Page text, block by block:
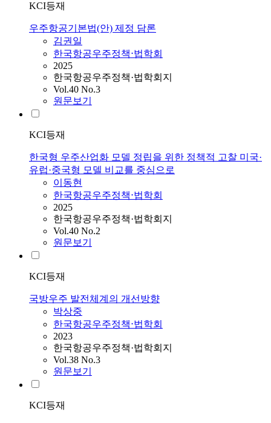
KCI등재
우주항공기본법(안) 제정 담론
김권일
한국항공우주정책⋅법학회
2025
한국항공우주정책·법학회지
Vol.40 No.3
원문보기
KCI등재
한국형 우주산업화 모델 정립을 위한 정책적 고찰 미국·
유럽·중국형 모델 비교를 중심으로
이동현
한국항공우주정책⋅법학회
2025
한국항공우주정책·법학회지
Vol.40 No.2
원문보기
KCI등재
국방우주 발전체계의 개선방향
박상중
한국항공우주정책⋅법학회
2023
한국항공우주정책·법학회지
Vol.38 No.3
원문보기
KCI등재